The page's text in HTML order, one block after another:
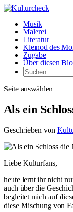
Musik
Malerei
Literatur
Kleinod des
Zugabe
Über diesen
Seite auswählen
Als ein
Geschrieben von
Liebe Kulturfans,
heute lernt ihr nicht
auch über die
begleitet mich auf
diese Mischung von